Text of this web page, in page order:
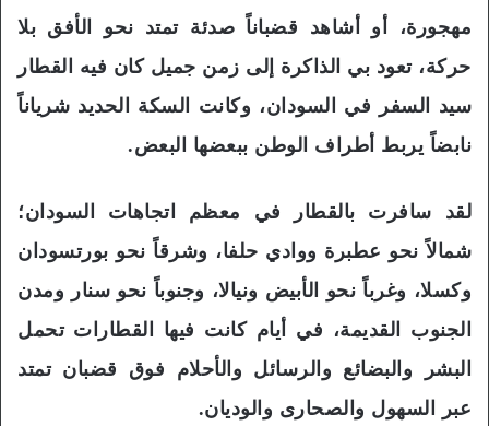
مهجورة، أو أشاهد قضباناً صدئة تمتد نحو الأفق بلا
حركة، تعود بي الذاكرة إلى زمن جميل كان فيه القطار
سيد السفر في السودان، وكانت السكة الحديد شرياناً
نابضاً يربط أطراف الوطن ببعضها البعض.
لقد سافرت بالقطار في معظم اتجاهات السودان؛
شمالاً نحو عطبرة ووادي حلفا، وشرقاً نحو بورتسودان
وكسلا، وغرباً نحو الأبيض ونيالا، وجنوباً نحو سنار ومدن
الجنوب القديمة، في أيام كانت فيها القطارات تحمل
البشر والبضائع والرسائل والأحلام فوق قضبان تمتد
عبر السهول والصحارى والوديان.